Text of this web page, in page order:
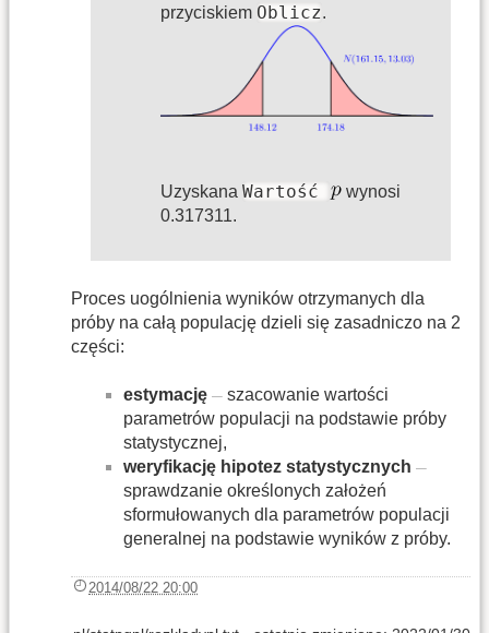
przyciskiem Oblicz.
UzyskanaWartość
wynosi
0.317311.
Proces uogólnienia wyników otrzymanych dla
próby na całą populację dzieli się zasadniczo na 2
części:
estymację
szacowanie wartości
parametrów populacji na podstawie próby
statystycznej,
weryfikację hipotez statystycznych
sprawdzanie określonych założeń
sformułowanych dla parametrów populacji
generalnej na podstawie wyników z próby.
2014/08/22 20:00